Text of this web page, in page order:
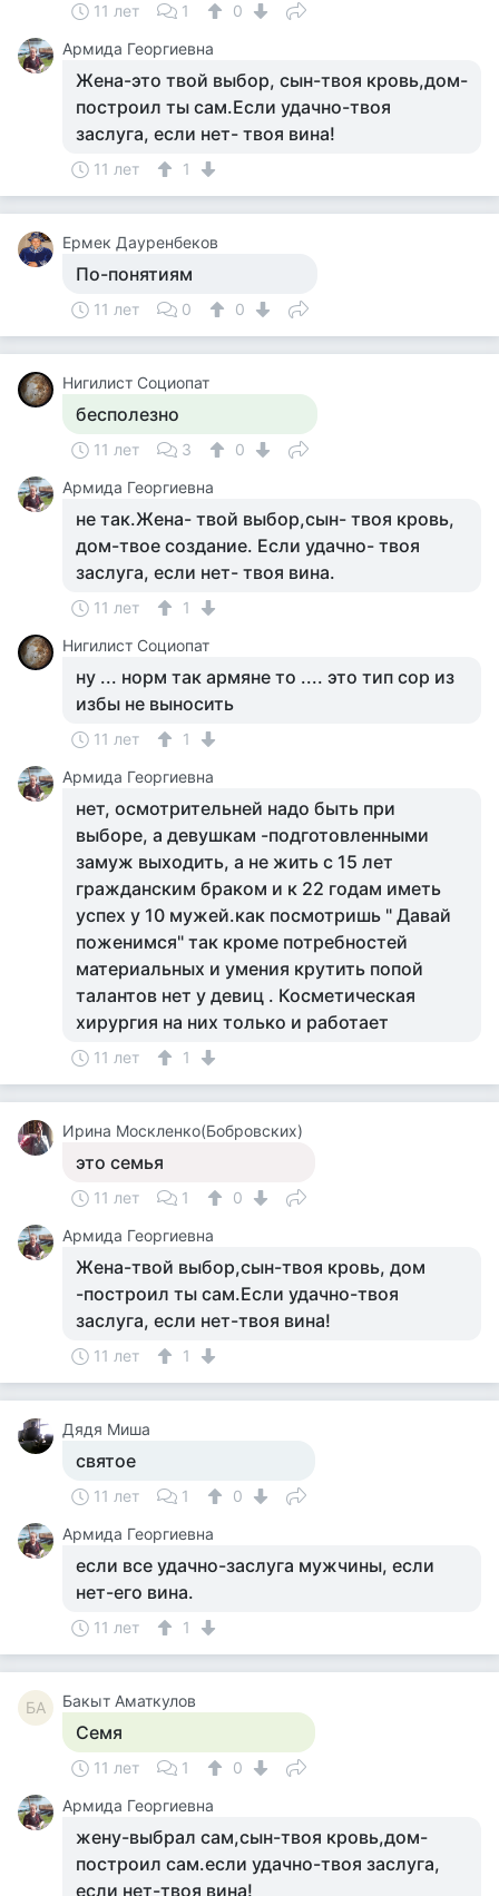
11 лет 1
0
Армида Георгиевна
Жена-это твой выбор, сын-твоя кровь,дом-
построил ты сам.Если удачно-твоя
заслуга, если нет- твоя вина!
11 лет 1
Ермек Дауренбеков
По-понятиям
11 лет 0 0
Нигилист Социопат
бесполезно
11 лет 3
0
Армида Георгиевна
не так.Жена- твой выбор,сын- твоя кровь,
дом-твое создание. Если удачно- твоя
заслуга, если нет- твоя вина.
11 лет
1
Нигилист Социопат
ну ... норм так армяне то .... это тип сор из
избы не выносить
11 лет
1
Армида Георгиевна
нет, осмотрительней надо быть при
выборе, а девушкам -подготовленными
замуж выходить, а не жить с 15 лет
гражданским браком и к 22 годам иметь
успех у 10 мужей.как посмотришь " Давай
поженимся" так кроме потребностей
материальных и умения крутить попой
талантов нет у девиц . Косметическая
хирургия на них только и работает
11 лет 1
Ирина Москленко(Бобровских)
это семья
11 лет 1
0
Армида Георгиевна
Жена-твой выбор,сын-твоя кровь, дом
-построил ты сам.Если удачно-твоя
заслуга, если нет-твоя вина!
11 лет 1
Дядя Миша
святое
11 лет 1
0
Армида Георгиевна
если все удачно-заслуга мужчины, если
нет-его вина.
11 лет 1
БА Бакыт Аматкулов
Семя
11 лет 1
0
Армида Георгиевна
жену-выбрал сам,сын-твоя кровь,дом-
построил сам.если удачно-твоя заслуга,
если нет-твоя вина!